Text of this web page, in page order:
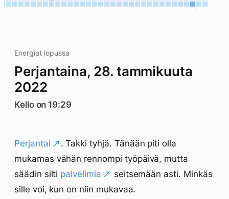
Energiat lopussa
Perjantaina, 28. tammikuuta
2022
Kello on 19:29
Perjantai
. Takki tyhjä. Tänään piti olla
mukamas vähän rennompi työpäivä, mutta
säädin silti palvelimia
seitsemään asti. Minkäs
sille voi, kun on niin mukavaa.